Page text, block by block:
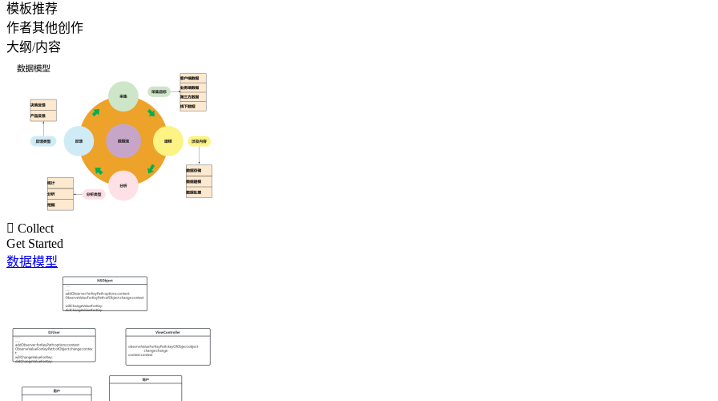
模板推荐
作者其他创作
大纲/内容
 Collect
Get Started
数据模型